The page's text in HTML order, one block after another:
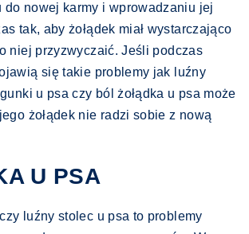
do nowej karmy i wprowadzaniu jej
tak, aby żołądek miał wystarczająco
niej przyzwyczaić. Jeśli podczas
się takie problemy jak luźny
u psa czy ból żołądka u psa może
żołądek nie radzi sobie z nową
U PSA
luźny stolec u psa to problemy